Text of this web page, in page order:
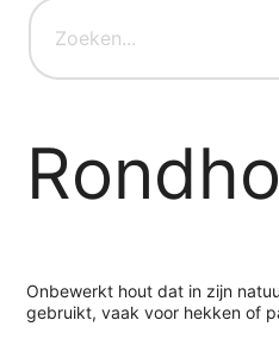
Onbewerkt hout dat in zijn
gebruikt, vaak voor hekken of